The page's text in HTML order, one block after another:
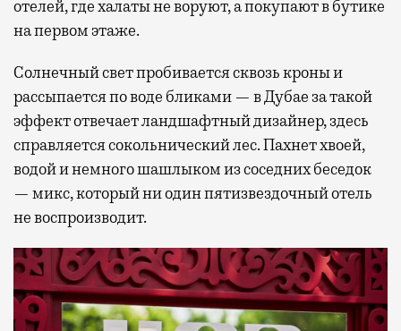
отелей, где халаты не воруют, а покупают в бутике
на первом этаже.
Солнечный свет пробивается сквозь кроны и
рассыпается по воде бликами — в Дубае за такой
эффект отвечает ландшафтный дизайнер, здесь
справляется сокольнический лес. Пахнет хвоей,
водой и немного шашлыком из соседних беседок
— микс, который ни один пятизвездочный отель
не воспроизводит.